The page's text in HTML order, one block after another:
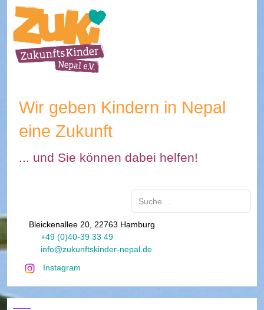
Wir geben Kindern in Nepal
eine Zukunft
... und Sie können dabei helfen!
Bleickenallee 20, 22763 Hamburg
+49 (0)40-39 33 49
info@zukunftskinder-nepal.de
Instagram